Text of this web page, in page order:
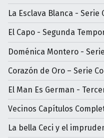
La Esclava Blanca - Serie
El Capo - Segunda
Doménica Montero -
Corazón de Oro – Serie
El Man Es German -
Vecinos Capítulos
La bella Ceci y el